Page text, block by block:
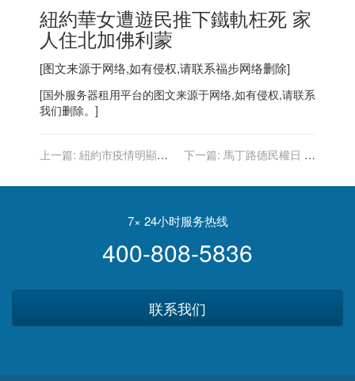
紐約華女遭遊民推下鐵軌枉死 家
人住北加佛利蒙
[图文来源于网络,如有侵权,请联系福步网络删除]
[国外服务器租用平台的图文来源于网络,如有侵权,请联系
我们删除。]
上一篇: 紐約市疫情明顯降
減至1.3萬
下一篇: 馬丁路德民權日 伊
的國家」
7× 24小时服务热线
400-808-5836
联系我们